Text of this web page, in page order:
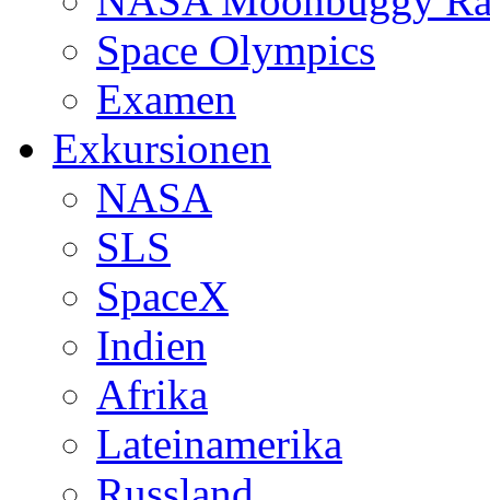
Space Olympics
Examen
Exkursionen
NASA
SLS
SpaceX
Indien
Afrika
Lateinamerika